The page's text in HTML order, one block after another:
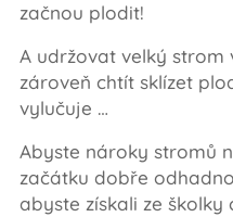
začnou plodit!
A udržovat velký strom
zároveň chtít sklízet
vylučuje …
Abyste nároky stromů
začátku dobře
abyste získali ze